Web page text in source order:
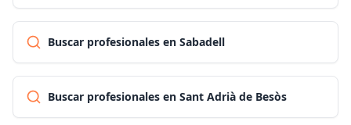
Buscar profesionales en Sabadell
Buscar profesionales en Sant Adrià de Besòs